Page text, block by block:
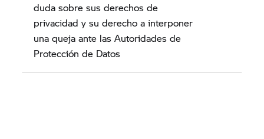
duda sobre sus derechos de
privacidad y su derecho a interponer
una queja ante las Autoridades de
Protección de Datos